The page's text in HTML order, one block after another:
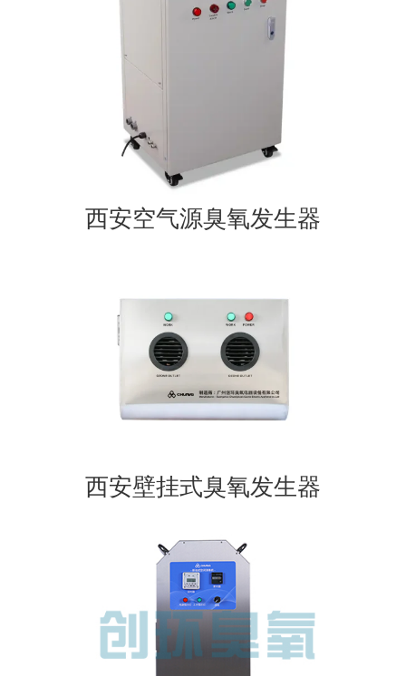
西安空气源臭氧发生器
西安壁挂式臭氧发生器